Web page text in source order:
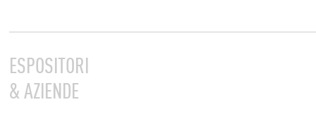
ESPOSITORI
& AZIENDE